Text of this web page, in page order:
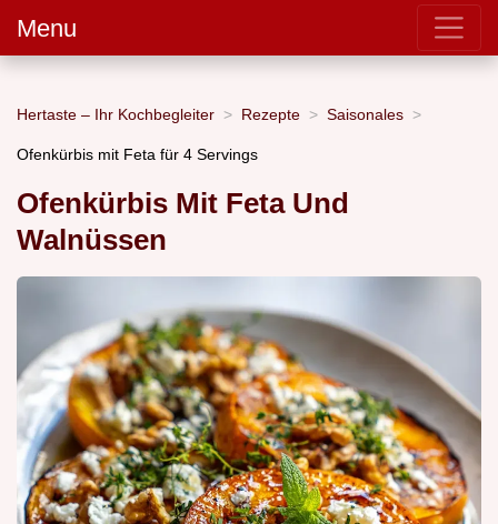
Menu
Hertaste – Ihr Kochbegleiter Rezepte Saisonales
Ofenkürbis mit Feta für 4 Servings
Ofenkürbis Mit Feta Und
Walnüssen